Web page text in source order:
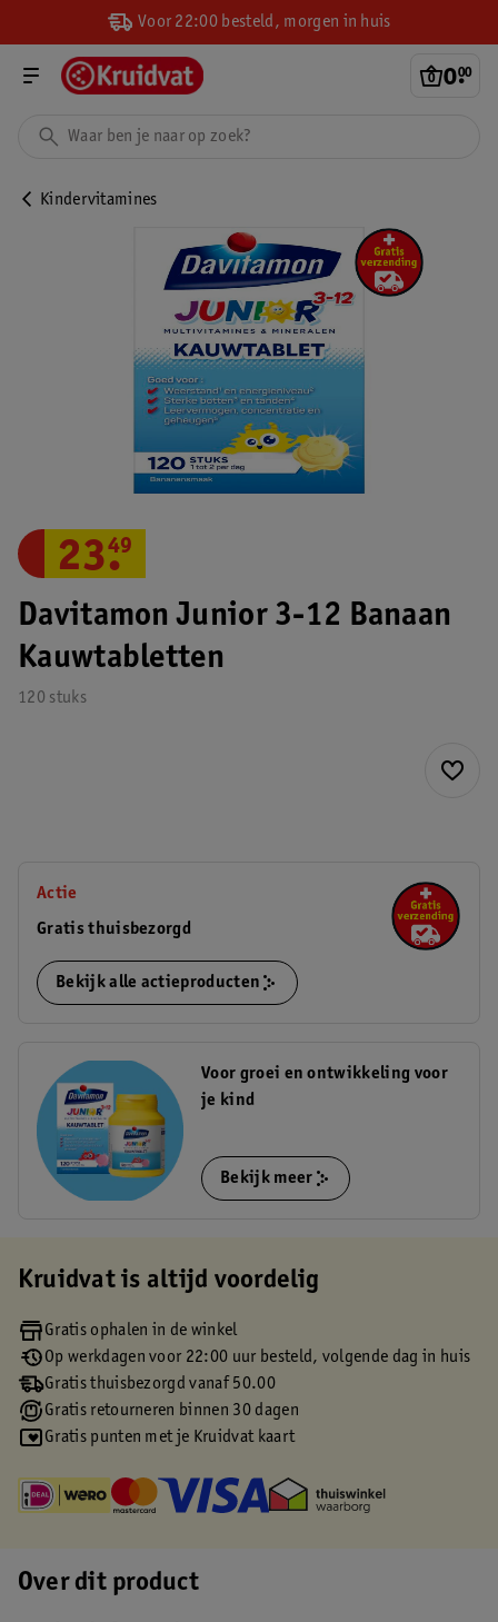
Voor 22:00 besteld, morgen in huis
0.
00
Kindervitamines
Davitamon Junior 3-12 Banaan
Kauwtabletten
120 stuks
23.
49
Actie
Gratis thuisbezorgd
Bekijk alle actieproducten
Voor groei en ontwikkeling voor
je kind
Bekijk meer
Kruidvat is altijd voordelig
Gratis ophalen in de winkel
Op werkdagen voor 22:00 uur besteld, volgende dag in huis
Gratis thuisbezorgd vanaf 50.00
Gratis retourneren binnen 30 dagen
Gratis punten met je Kruidvat kaart
Over dit product